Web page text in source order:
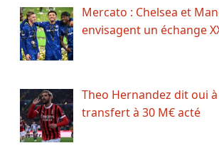
Mercato : Chelsea et
envisagent un échange
Theo Hernandez dit oui
transfert à 30 M€ acté